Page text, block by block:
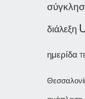
διάλεξη
ημερίδα